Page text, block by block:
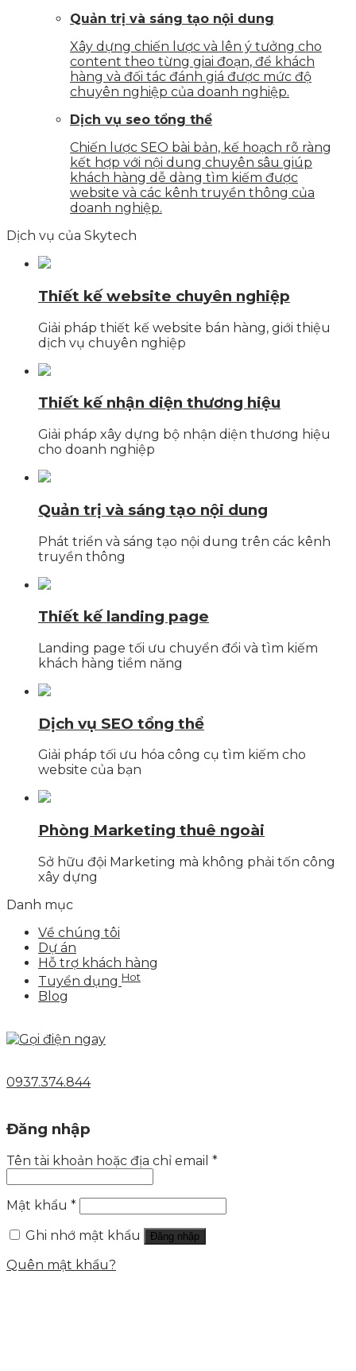
Quản trị và sáng tạo nội dung
Xây dựng chiến lược và lên ý tưởng cho
content theo từng giai đoạn, để khách
hàng và đối tác đánh giá được mức độ
chuyên nghiệp của doanh nghiệp.
Dịch vụ seo tổng thể
Chiến lược SEO bài bản, kế hoạch rõ ràng
kết hợp với nội dung chuyên sâu giúp
khách hàng dễ dàng tìm kiếm được
website và các kênh truyền thông của
doanh nghiệp.
Dịch vụ của Skytech
Thiết kế website chuyên nghiệp
Giải pháp thiết kế website bán hàng, giới thiệu
dịch vụ chuyên nghiệp
Thiết kế nhận diện thương hiệu
Giải pháp xây dựng bộ nhận diện thương hiệu
cho doanh nghiệp
Quản trị và sáng tạo nội dung
Phát triển và sáng tạo nội dung trên các kênh
truyền thông
Thiết kế landing page
Landing page tối ưu chuyển đổi và tìm kiếm
khách hàng tiềm năng
Dịch vụ SEO tổng thể
Giải pháp tối ưu hóa công cụ tìm kiếm cho
website của bạn
Phòng Marketing thuê ngoài
Sở hữu đội Marketing mà không phải tốn công
xây dựng
Danh mục
Về chúng tôi
Dự án
Hỗ trợ khách hàng
Tuyển dụng Hot
Blog
0937.374.844
Đăng nhập
Tên tài khoản hoặc địa chỉ email *
Mật khẩu *
Ghi nhớ mật khẩu
Đăng nhập
Quên mật khẩu?